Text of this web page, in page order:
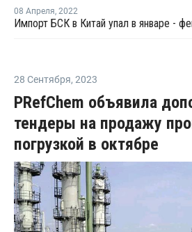
08 Апреля, 2022
28 Сентября, 2023
PRefChem объявила
тендеры на продажу
погрузкой в октябре